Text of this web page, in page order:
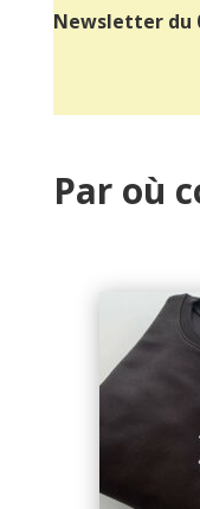
Newsletter du
Par où